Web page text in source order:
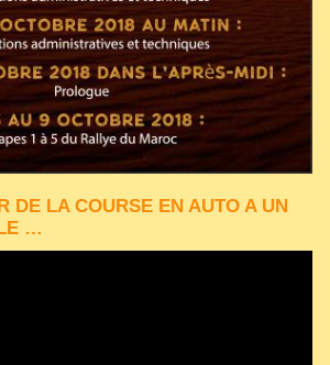
DE LA COURSE EN AUTO A UN
…